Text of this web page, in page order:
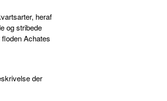
heraf
og stribede
Achates
der